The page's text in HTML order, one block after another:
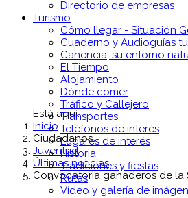
Directorio de empresas
Turismo
Cómo llegar - Situación
Cuaderno y Audioguías
Canencia, su entorno
El Tiempo
Alojamiento
Dónde comer
Tráfico y Callejero
Transportes
Teléfonos de interés
Lugares de interés
Historia
Tradiciones y fiestas
Rutas
Vídeo y galería de
Está aquí:
Inicio
Ciudadanos
Juventud
Últimas noticias
Convocatoria ganaderos de la